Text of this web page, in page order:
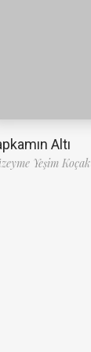
Altı
Yeşim Koçak